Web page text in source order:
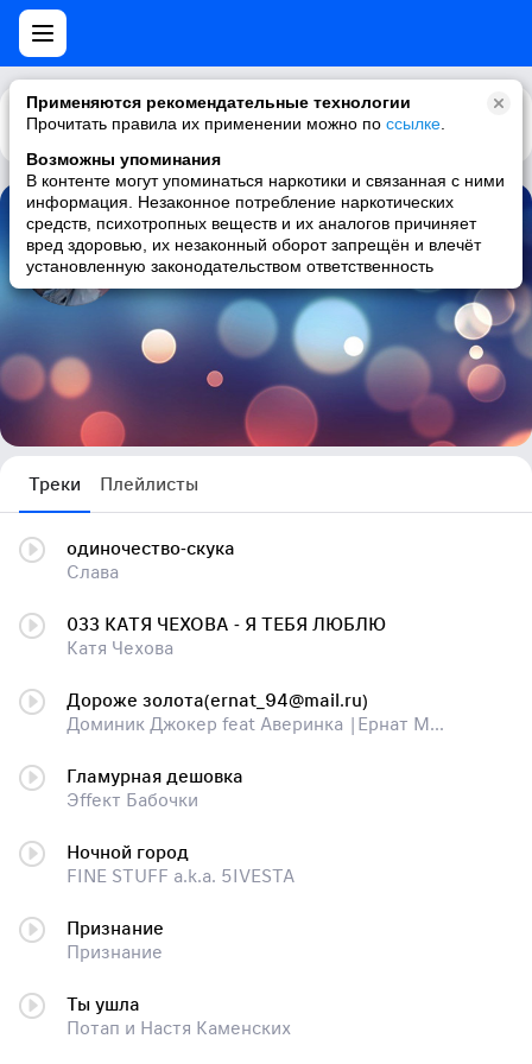
Применяются рекомендательные технологии
Прочитать правила их применении можно по ссылке
Возможны упоминания
В контенте могут упоминаться наркотики и связанная с ними
информация. Незаконное потребление наркотических
средств, психотропных веществ и их аналогов причиняет
вред здоровью, их незаконный оборот запрещён и влечёт
установленную законодательством ответственность
Каталог Рекомендации
Жанна Коробицына
8 треков
Треки Плейлисты
одиночество-скука
Слава
033 КАТЯ ЧЕХОВА - Я ТЕБЯ ЛЮБЛЮ
Катя Чехова
Дороже золота(ernat_94@mail.ru)
Доминик Джокер feat Аверинка |Ернат Мадиулы|
Гламурная дешовка
Эffект Бабочки
Ночной город
FINE STUFF a.k.a. 5IVESTA
Признание
Признание
Ты ушла
Потап и Настя Каменских